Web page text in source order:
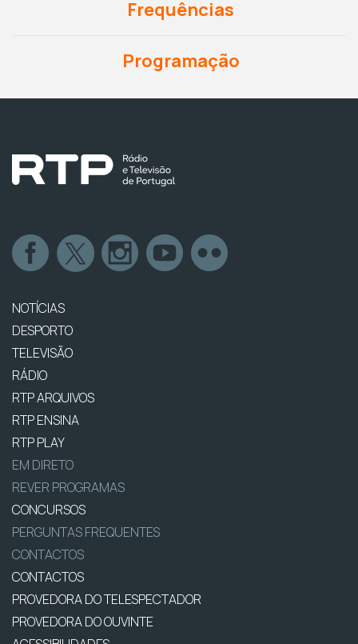
Frequências
Programação
NOTÍCIAS
DESPORTO
TELEVISÃO
RÁDIO
RTP ARQUIVOS
RTP ENSINA
RTP PLAY
EM DIRETO
REVER PROGRAMAS
CONCURSOS
PERGUNTAS FREQUENTES
CONTACTOS
CONTACTOS
PROVEDORA DO TELESPECTADOR
PROVEDORA DO OUVINTE